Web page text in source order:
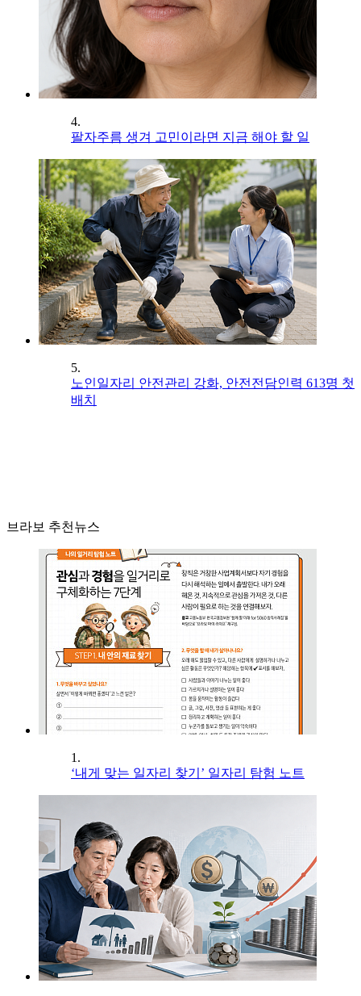
4.
팔자주름 생겨 고민이라면 지금 해야 할 일
5.
노인일자리 안전관리 강화, 안전전담인력 613명 첫
배치
브라보 추천뉴스
1.
‘내게 맞는 일자리 찾기’ 일자리 탐험 노트